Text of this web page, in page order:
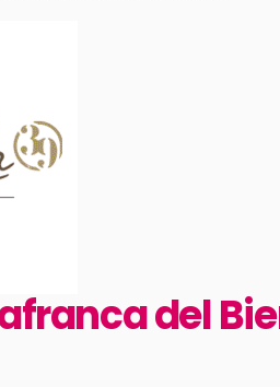
del